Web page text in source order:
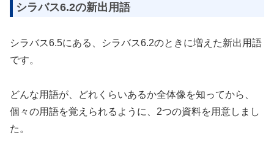
シラバス6.2の新出用語
シラバス6.5にある、シラバス6.2のときに増えた新出用語
です。
どんな用語が、どれくらいあるか全体像を知ってから、
個々の用語を覚えられるように、2つの資料を用意しまし
た。